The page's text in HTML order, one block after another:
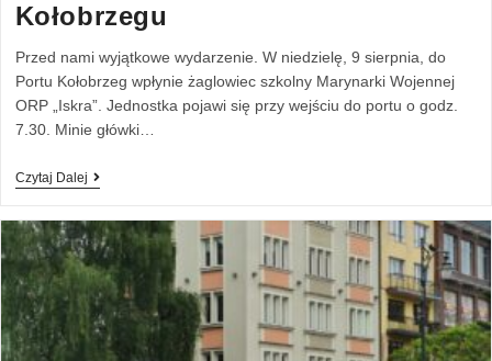
Kołobrzegu
Przed nami wyjątkowe wydarzenie. W niedzielę, 9 sierpnia, do
Portu Kołobrzeg wpłynie żaglowiec szkolny Marynarki Wojennej
ORP „Iskra”. Jednostka pojawi się przy wejściu do portu o godz.
7.30. Minie główki…
Czytaj Dalej